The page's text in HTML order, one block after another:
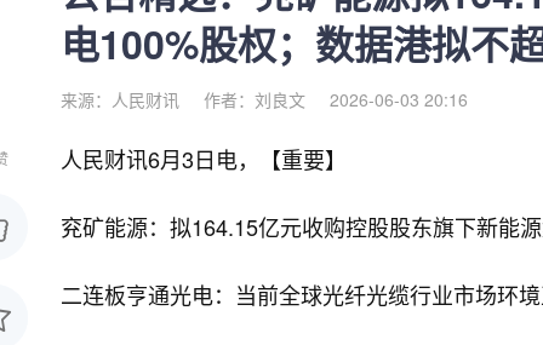
电100%股权；数据港拟不
来源：人民财讯 作者：刘良文 2026-06-03 20:16
人民财讯6月3日电， 【重要】
兖矿能源：拟164.15亿元收购控股股东旗下新能
二连板亨通光电：当前全球光纤光缆行业市场环